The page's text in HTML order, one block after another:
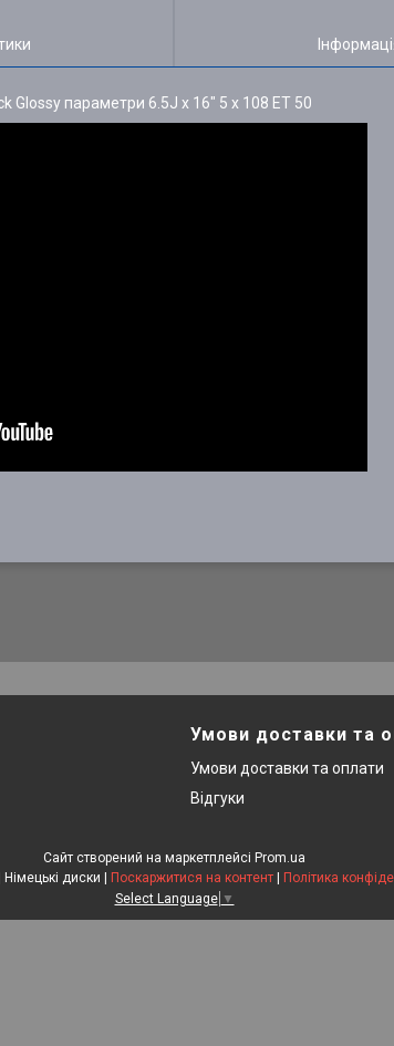
Glossy параметри 6.5J x 16" 5 x 108 ET 50
Умови доставки та
Умови доставки та оплати
Відгуки
Сайт створений на маркетплейсі Prom.ua
Поскаржитися на контент
Політика
Select Language ▼